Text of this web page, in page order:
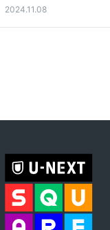
2024.11.08